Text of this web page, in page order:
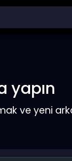
yapın
ve yeni